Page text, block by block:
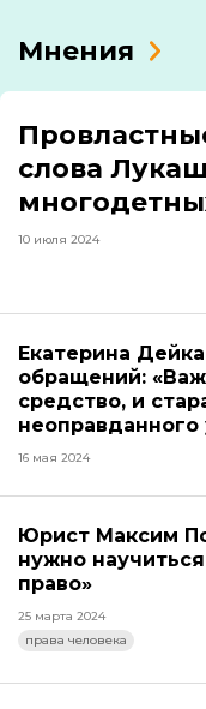
Мнения
слова
10 июля 2024
Екатерина
обращений:
средство, и
16 мая 2024
Юрист Максим
нужно
право»
25 марта 2024
права человека